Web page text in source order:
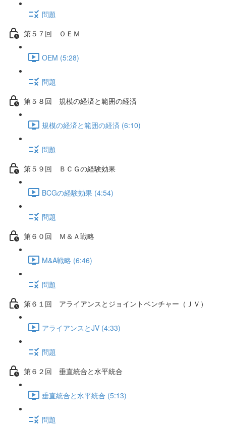
問題
第５７回 ＯＥＭ
OEM (5:28)
問題
第５８回 規模の経済と範囲の経済
規模の経済と範囲の経済 (6:10)
問題
第５９回 ＢＣＧの経験効果
BCGの経験効果 (4:54)
問題
第６０回 Ｍ＆Ａ戦略
M&A戦略 (6:46)
問題
第６１回 アライアンスとジョイントベンチャー（ＪＶ）
アライアンスとJV (4:33)
問題
第６２回 垂直統合と水平統合
垂直統合と水平統合 (5:13)
問題